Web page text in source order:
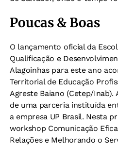
Poucas & Boas
O lançamento oficial da
Qualificação e
Alagoinhas para este ano
Territorial de Educação
Agreste Baiano (Cetep/Inab).
de uma parceria instituída
a empresa UP Brasil. Nesta
workshop Comunicação
Relações e Melhorando o